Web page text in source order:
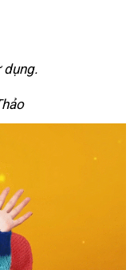
dụng.